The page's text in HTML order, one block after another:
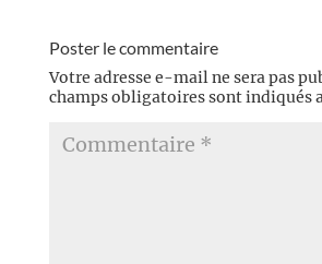
Poster le commentaire
Votre adresse e-mail ne sera pas
champs obligatoires sont indiqués